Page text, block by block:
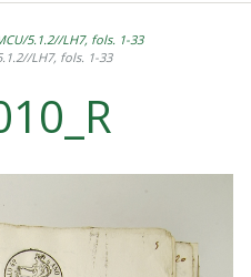
5.1.2//LH7, fols. 1-33
LH7, fols. 1-33